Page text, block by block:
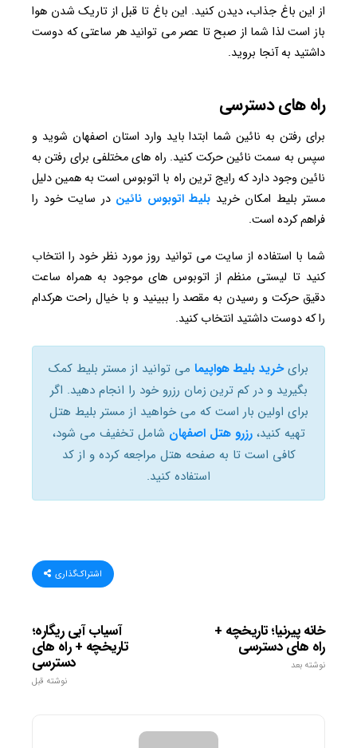
از این باغ جذاب، دیدن کنید. این باغ تا قبل از تاریک شدن هوا
باز است لذا شما از صبح تا عصر می توانید هر ساعتی که دوست
داشتید به آنجا بروید.
راه های دسترسی
برای رفتن به نائین شما ابتدا باید وارد استان اصفهان شوید و
سپس به سمت نائین حرکت کنید. راه های مختلفی برای رفتن به
نائین وجود دارد که رایج ترین راه با اتوبوس است به همین دلیل
مستر بلیط امکان خرید بلیط اتوبوس نائین در سایت خود را
فراهم کرده است.
شما با استفاده از سایت می توانید روز مورد نظر خود را انتخاب
کنید تا لیستی منظم از اتوبوس های موجود به همراه ساعت
دقیق حرکت و رسیدن به مقصد را ببینید و با خیال راحت هرکدام
را که دوست داشتید انتخاب کنید.
برایخرید بلیط هواپیما می توانید از مستر بلیط کمک
بگیرید و در کم ترین زمان رزرو خود را انجام دهید. اگر
برای اولین بار است که می خواهید از مستر بلیط هتل
تهیه کنید،رزرو هتل اصفهان شامل تخفیف می شود،
کافی است تا به صفحه هتل مراجعه کرده و از کد
استفاده کنید.
اشتراک‌گذاری
آسیاب آبی ریگاره؛
تاریخچه + راه های
دسترسی
نوشته قبل
خانه پیرنیا؛ تاریخچه +
راه های دسترسی
نوشته بعد